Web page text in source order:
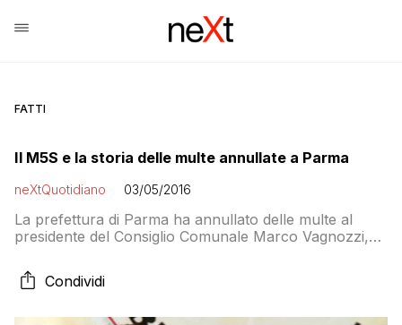
FATTI
Il M5S e la storia delle multe annullate a Parma
neXtQuotidiano 03/05/2016
La prefettura di Parma ha annullato delle multe al
presidente del Consiglio Comunale Marco Vagnozzi,
Bilancio Ferretti su richiesta del comandante della
polizia municipale Noè. Un movimento di consumatori
Condividi